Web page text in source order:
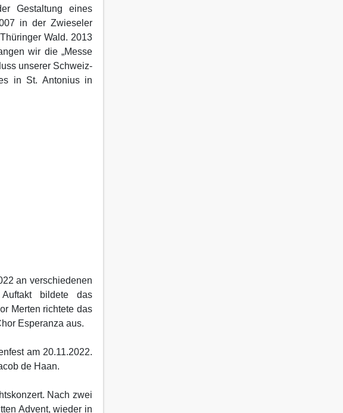
Gestaltung eines
in der Zwieseler
Wald. 2013
wir die „Messe
unserer Schweiz-
in St. Antonius in
an verschiedenen
bildete das
Merten richtete das
Esperanza aus.
am 20.11.2022.
de Haan.
Nach zwei
Advent, wieder in